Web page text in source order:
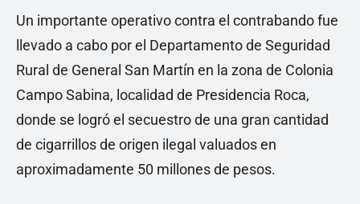
Un importante operativo contra el contrabando fue
llevado a cabo por el Departamento de Seguridad
Rural de General San Martín en la zona de Colonia
Campo Sabina, localidad de Presidencia Roca,
donde se logró el secuestro de una gran cantidad
de cigarrillos de origen ilegal valuados en
aproximadamente 50 millones de pesos.